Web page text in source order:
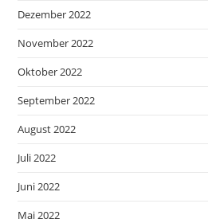
Dezember 2022
November 2022
Oktober 2022
September 2022
August 2022
Juli 2022
Juni 2022
Mai 2022